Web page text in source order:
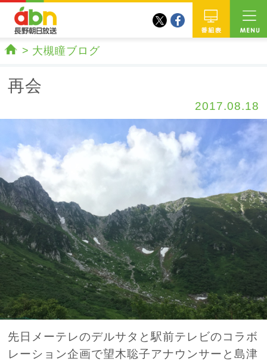
twitterfacebook
大槻瞳ブログ
再会
2017.08.18
先日メーテレのデルサタと駅前テレビのコラボ
レーション企画で望木聡子アナウンサーと島津